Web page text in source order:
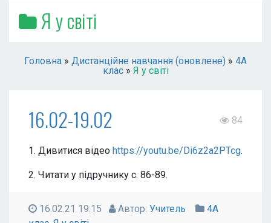
Я у світі
Головна » Дистанційне навчання (оновлене) » 4А
клас» Я у світі
16.02-19.02 84
1. Дивитися відео https://youtu.be/Di6z2a2PTcg.
2. Читати у підручнику с. 86-89.
16.02.21 19:15 Автор: Учитель
4А